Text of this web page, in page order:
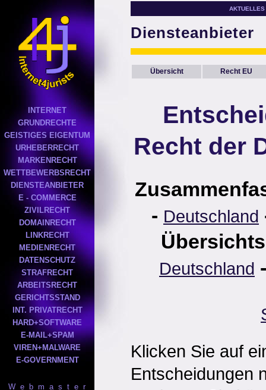
INTERNET
GRUNDRECHTE
GEISTIGES EIGENTUM
URHEBERRECHT
MARKENRECHT
WETTBEWERBSRECHT
DIENSTEANBIETER
E - COMMERCE
ZIVILRECHT
DOMAINRECHT
LINKRECHT
MEDIENRECHT
DATENSCHUTZ
STRAFRECHT
ARBEITSRECHT
GERICHTSSTAND
INT. PRIVATRECHT
HARD+SOFTWARE
E-MAIL+SPAM
VIREN+MALWARE
E-GOVERNMENT
W e b m a s t e r
AKTUELLES
Diensteanbieter
Übersicht Recht EU
Recht der
- Deutschland
Deutschland
Klicken Sie auf
Entscheidungen